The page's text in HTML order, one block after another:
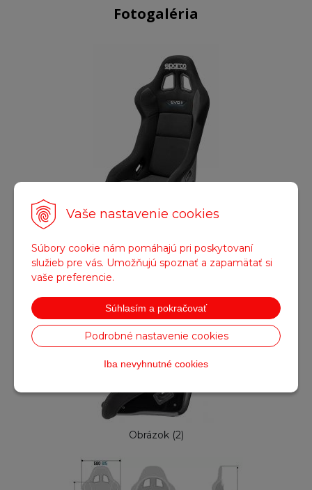
Vaše nastavenie cookies
Súbory cookie nám pomáhajú pri poskytovaní
služieb pre vás. Umožňujú spoznať a zapamätať si
vaše preferencie.
Súhlasím a pokračovať
Podrobné nastavenie cookies
Iba nevyhnutné cookies
Fotogaléria
Obrázok (2)